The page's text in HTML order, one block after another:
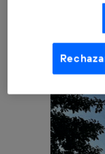
Nosotros,
realizar nuestras
(como se
basadas en tu
aquí
internet
operadoras de
La tecnología
prioridad
La tecnología
operadora de